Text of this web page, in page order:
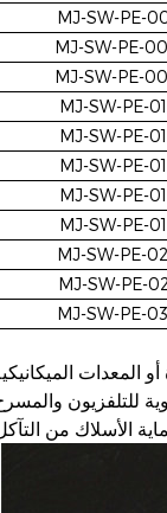
MJ-SW-PE-
MJ-SW-PE-00
MJ-SW-PE-00
MJ-SW-PE-
MJ-SW-PE-
MJ-SW-PE-
MJ-SW-PE-
MJ-SW-PE-
MJ-SW-PE-
MJ-SW-PE-
MJ-SW-PE-
للتلفزيون